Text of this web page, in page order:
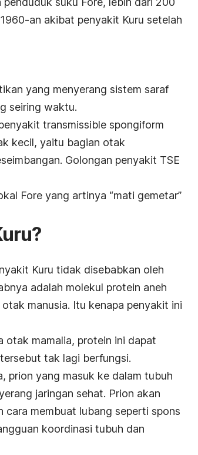
an akibat penyakit Kuru setelah
yang menyerang sistem saraf
seiring waktu.
transmissible spongiform
kecil, yaitu bagian otak
Golongan penyakit TSE
Fore yang artinya “mati gemetar”
Kuru tidak disebabkan oleh
adalah molekul protein aneh
manusia. Itu kenapa penyakit ini
otak mamalia, protein ini dapat
tak lagi berfungsi.
prion yang masuk ke dalam tubuh
jaringan sehat. Prion akan
cara membuat lubang seperti spons
koordinasi tubuh dan